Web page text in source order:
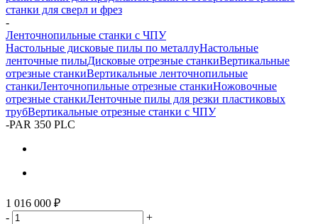
станки для сверл и фрез
-
Ленточнопильные станки с ЧПУ
Настольные дисковые пилы по металлуНастольные
ленточные пилыДисковые отрезные станкиВертикальные
отрезные станкиВертикальные ленточнопильные
станкиЛенточнопильные отрезные станкиНожовочные
отрезные станкиЛенточные пилы для резки пластиковых
трубВертикальные отрезные станки с ЧПУ
-PAR 350 PLC
1 016 000 ₽
-
+